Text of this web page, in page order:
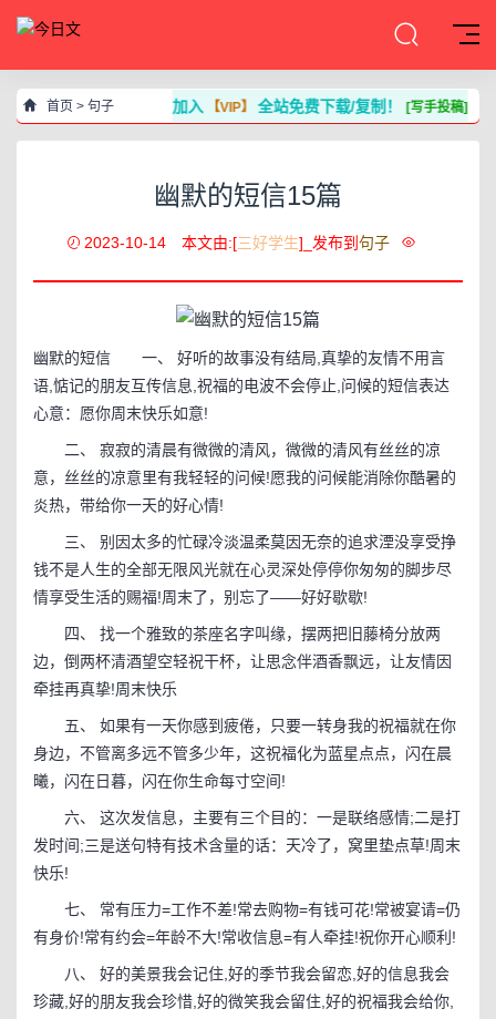
首页 > 句子 加入【VIP】 全站免费下载/复制！ [写手投稿]
幽默的短信15篇
2023-10-14 本文由:[三好学生]_发布到 句子
幽默的短信 一、 好听的故事没有结局,真挚的友情不用言
语,惦记的朋友互传信息,祝福的电波不会停止,问候的短信表达
心意：愿你周末快乐如意!
二、 寂寂的清晨有微微的清风，微微的清风有丝丝的凉
意，丝丝的凉意里有我轻轻的问候!愿我的问候能消除你酷暑的
炎热，带给你一天的好心情!
三、 别因太多的忙碌冷淡温柔莫因无奈的追求湮没享受挣
钱不是人生的全部无限风光就在心灵深处停停你匆匆的脚步尽
情享受生活的赐福!周末了，别忘了——好好歇歇!
四、 找一个雅致的茶座名字叫缘，摆两把旧藤椅分放两
边，倒两杯清酒望空轻祝干杯，让思念伴酒香飘远，让友情因
牵挂再真挚!周末快乐
五、 如果有一天你感到疲倦，只要一转身我的祝福就在你
身边，不管离多远不管多少年，这祝福化为蓝星点点，闪在晨
曦，闪在日暮，闪在你生命每寸空间!
六、 这次发信息，主要有三个目的：一是联络感情;二是打
发时间;三是送句特有技术含量的话：天冷了，窝里垫点草!周末
快乐!
七、 常有压力=工作不差!常去购物=有钱可花!常被宴请=仍
有身价!常有约会=年龄不大!常收信息=有人牵挂!祝你开心顺利!
八、 好的美景我会记住,好的季节我会留恋,好的信息我会
珍藏,好的朋友我会珍惜,好的微笑我会留住,好的祝福我会给你,